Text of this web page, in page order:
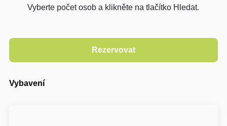
Vyberte počet osob a klikněte na tlačítko Hledat.
Vybavení